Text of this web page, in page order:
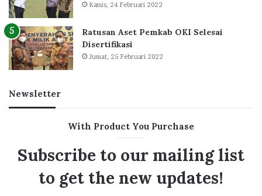
Kamis, 24 Februari 2022
Ratusan Aset Pemkab OKI Selesai
Disertifikasi
Jumat, 25 Februari 2022
Newsletter
With Product You Purchase
Subscribe to our mailing list
to get the new updates!